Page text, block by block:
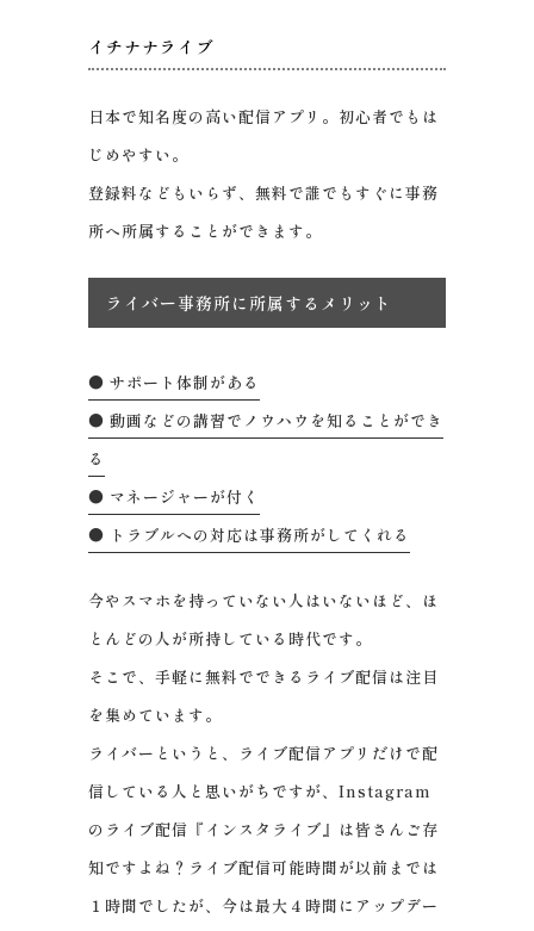
イチナナライブ
日本で知名度の高い配信アプリ。初心者でもは
じめやすい。
登録料などもいらず、無料で誰でもすぐに事務
所へ所属することができます。
ライバー事務所に所属するメリット
● サポート体制がある
● 動画などの講習でノウハウを知ることができ
る
● マネージャーが付く
● トラブルへの対応は事務所がしてくれる
今やスマホを持っていない人はいないほど、ほ
とんどの人が所持している時代です。
そこで、手軽に無料でできるライブ配信は注目
を集めています。
ライバーというと、ライブ配信アプリだけで配
信している人と思いがちですが、Instagram
のライブ配信『インスタライブ』は皆さんご存
知ですよね？ライブ配信可能時間が以前までは
１時間でしたが、今は最大４時間にアップデー